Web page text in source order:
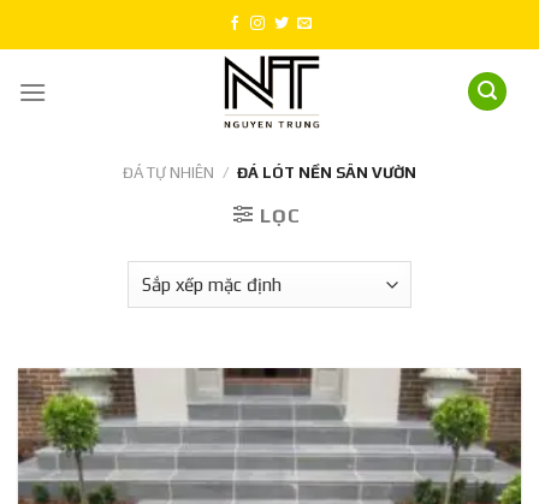
to
ĐÁ TỰ NHIÊN / ĐÁ LÓT NỀN SÂN VƯỜN
LỌC